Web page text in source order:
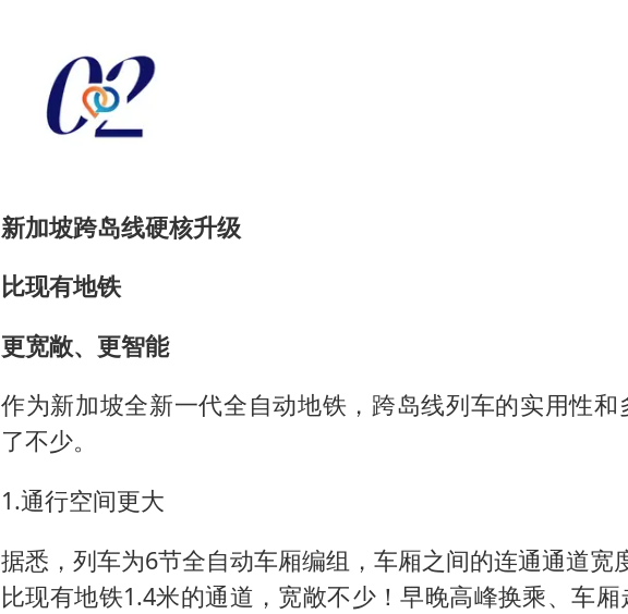
新加坡跨岛线硬核升级
比现有地铁
更宽敞、更智能
作为新加坡全新一代全自动地铁，跨岛线列车的实用性和
了不少。
1.通行空间更大
据悉，列车为6节全自动车厢编组，车厢之间的连通通道宽
比现有地铁1.4米的通道，宽敞不少！早晚高峰换乘、车厢